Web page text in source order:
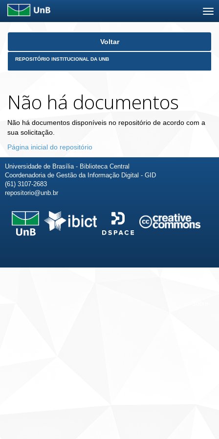
Skip
Voltar
REPOSITÓRIO INSTITUCIONAL DA UNB
Não há documentos
Não há documentos disponíveis no repositório de acordo com a
sua solicitação.
Página inicial do repositório
Universidade de Brasília - Biblioteca Central
Coordenadoria de Gestão da Informação Digital - GID
(61) 3107-2683
repositorio@unb.br